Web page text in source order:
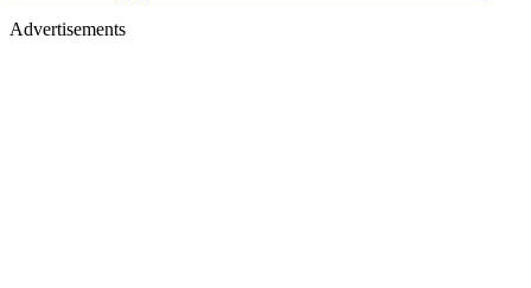
Advertisements